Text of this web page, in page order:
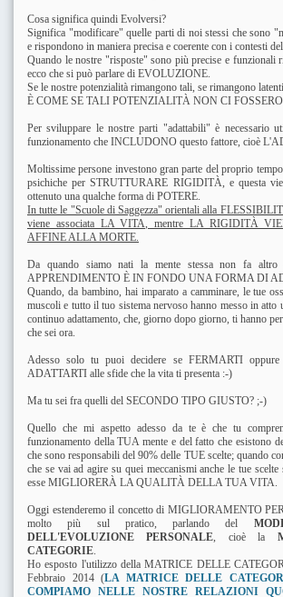
Cosa significa quindi Evolversi?
Significa "modificare" quelle parti di noi stessi che sono
e rispondono in maniera precisa e coerente con i contesti
Quando le nostre "risposte" sono più precise e funzionali
ecco che si può parlare di EVOLUZIONE.
Se le nostre potenzialità rimangono tali, se rimangono
È COME SE TALI POTENZIALITÀ NON CI
Per sviluppare le nostre parti "adattabili" è necessario
funzionamento che INCLUDONO questo fattore, cioè
Moltissime persone investono gran parte del proprio
psichiche per STRUTTURARE RIGIDITÀ, e questa
ottenuto una qualche forma di POTERE.
In tutte le "Scuole di Saggezza" orientali alla
viene associata LA VITA, mentre LA RIGIDITÀ
AFFINE ALLA MORTE.
Da quando siamo nati la mente stessa non fa altro
APPRENDIMENTO È IN FONDO UNA FORMA DI
Quando, da bambino, hai imparato a camminare, le tue
muscoli e tutto il tuo sistema nervoso hanno messo in atto
continuo adattamento, che, giorno dopo giorno, ti hanno
che sei ora.
Adesso solo tu puoi decidere se FERMARTI
ADATTARTI alle sfide che la vita ti presenta :-)
Ma tu sei fra quelli del SECONDO TIPO GIUSTO? ;-)
Quello che mi aspetto adesso da te è che tu
funzionamento della TUA mente e del fatto che esistono
che sono responsabili del 90% delle TUE scelte; quando
che se vai ad agire su quei meccanismi anche le tue
esse MIGLIORERÀ LA QUALITÀ DELLA TUA VITA.
Oggi estenderemo il concetto di MIGLIORAMENTO
molto più sul pratico, parlando del
DELL'EVOLUZIONE PERSONALE, cioè la
CATEGORIE.
Ho esposto l'utilizzo della MATRICE DELLE
Febbraio 2014 (LA MATRICE DELLE
COMPIAMO NELLE NOSTRE RELAZIONI